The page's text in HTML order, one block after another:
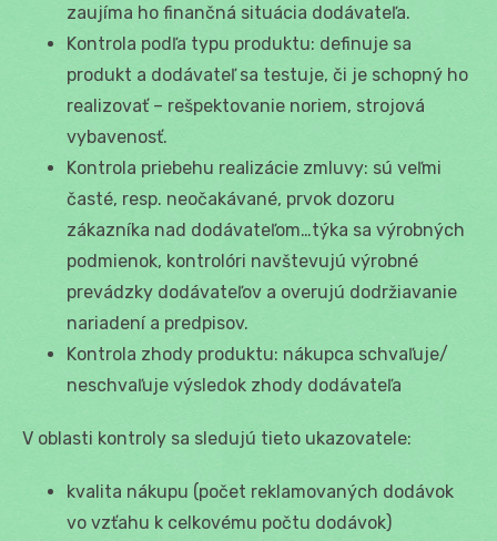
zaujíma ho finančná situácia dodávateľa.
Kontrola podľa typu produktu: definuje sa
produkt a dodávateľ sa testuje, či je schopný ho
realizovať – rešpektovanie noriem, strojová
vybavenosť.
Kontrola priebehu realizácie zmluvy: sú veľmi
časté, resp. neočakávané, prvok dozoru
zákazníka nad dodávateľom…týka sa výrobných
podmienok, kontrolóri navštevujú výrobné
prevádzky dodávateľov a overujú dodržiavanie
nariadení a predpisov.
Kontrola zhody produktu: nákupca schvaľuje/
neschvaľuje výsledok zhody dodávateľa
V oblasti kontroly sa sledujú tieto ukazovatele:
kvalita nákupu (počet reklamovaných dodávok
vo vzťahu k celkovému počtu dodávok)